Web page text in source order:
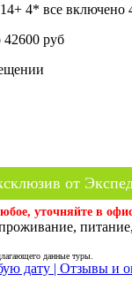
4* все включено
руб
от
уточняйте в
данные туры.
дату | Отзывы и